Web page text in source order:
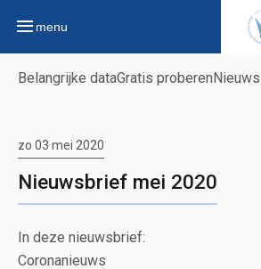
menu
Belangrijke dataGratis proberen
zo 03 mei 2020
Nieuwsbrief mei 2020
In deze nieuwsbrief:
Coronanieuws